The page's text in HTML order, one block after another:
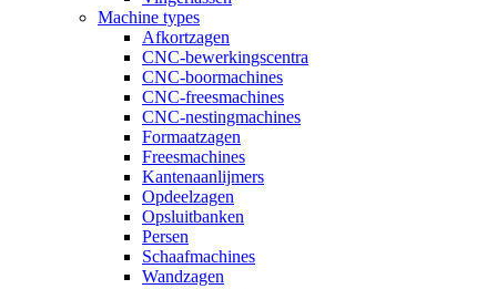
Machine types
Afkortzagen
CNC-bewerkingscentra
CNC-boormachines
CNC-freesmachines
CNC-nestingmachines
Formaatzagen
Freesmachines
Kantenaanlijmers
Opdeelzagen
Opsluitbanken
Persen
Schaafmachines
Wandzagen